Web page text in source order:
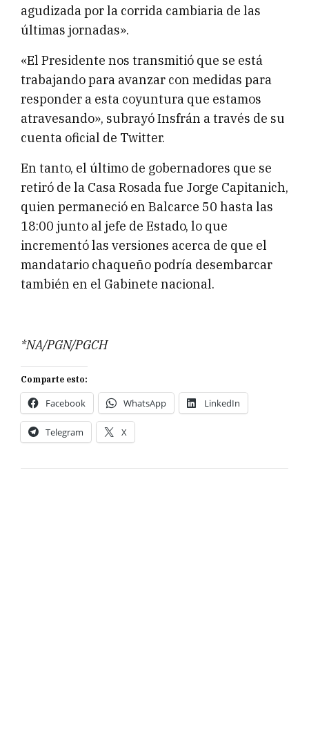
agudizada por la corrida cambiaria de las
últimas jornadas».
«El Presidente nos transmitió que se está
trabajando para avanzar con medidas para
responder a esta coyuntura que estamos
atravesando», subrayó Insfrán a través de su
cuenta oficial de Twitter.
En tanto, el último de gobernadores que se
retiró de la Casa Rosada fue Jorge Capitanich,
quien permaneció en Balcarce 50 hasta las
18:00 junto al jefe de Estado, lo que
incrementó las versiones acerca de que el
mandatario chaqueño podría desembarcar
también en el Gabinete nacional.
*NA/PGN/PGCH
Comparte esto:
Facebook WhatsApp LinkedIn
Telegram X